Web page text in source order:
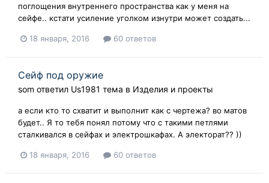
поглощения внутреннего пространства как у меня на
сейфе.. кстати усиление уголком изнутри может создать...
18 января, 2016 60 ответов
Сейф под оружие
som ответил Us1981 тема в Изделия и проекты
а если кто то схватит и выполнит как с чертежа? во матов
будет.. Я то тебя понял потому что с такими петлями
сталкивался в сейфах и электрошкафах. А электорат?? ))
18 января, 2016 60 ответов